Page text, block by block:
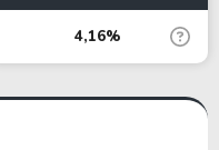
4,16%